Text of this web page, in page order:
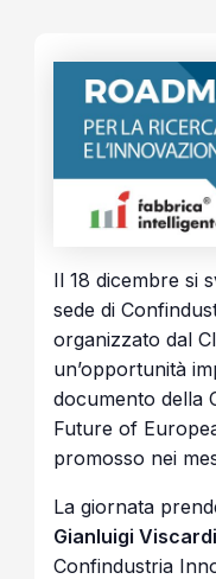
Il 18 dicembre si
sede di
organizzato dal
un’opportunità
documento della
Future of
promosso nei
La giornata
Gianluigi Viscardi
Confindustria